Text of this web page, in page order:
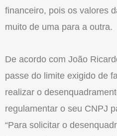
financeiro, pois os valores
muito de uma para a outra.
De acordo com João
passe do limite exigido de
realizar o
regulamentar o seu CNPJ
“Para solicitar o